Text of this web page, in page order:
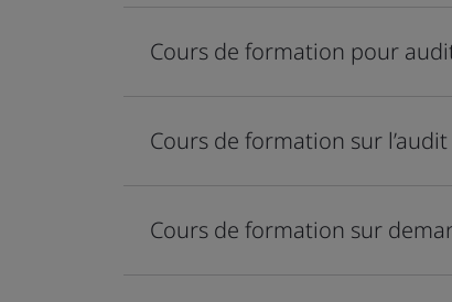
Cours de formation pour
Cours de formation sur
Cours de formation sur